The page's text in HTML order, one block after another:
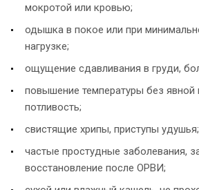
мокротой или кровью;
одышка в покое или при
нагрузке;
ощущение сдавливания в груди,
повышение температуры без явной
потливость;
свистящие хрипы, приступы удушья;
частые простудные заболевания,
восстановление после ОРВИ;